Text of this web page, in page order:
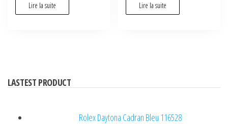
Lire la suite Lire la suite
LASTEST PRODUCT
Rolex Daytona Cadran Bleu 116528